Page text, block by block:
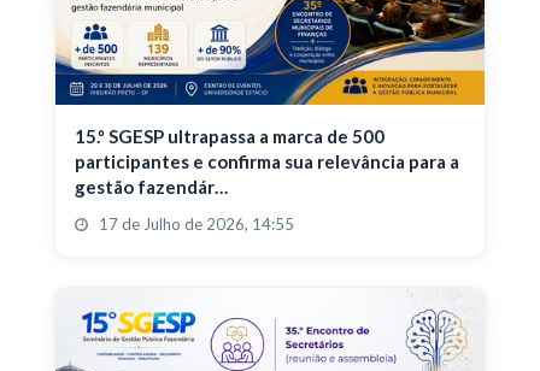
15.º SGESP ultrapassa a marca de 500
participantes e confirma sua relevância para a
gestão fazendár…
17 de Julho de 2026, 14:55